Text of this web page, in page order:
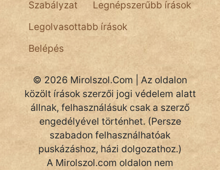
Szabályzat
Legnépszerűbb írások
Legolvasottabb írások
Belépés
© 2026 Mirolszol.Com | Az oldalon
közölt írások szerzői jogi védelem alatt
állnak, felhasználásuk csak a szerző
engedélyével történhet. (Persze
szabadon felhasználhatóak
puskázáshoz, házi dolgozathoz.)
A Mirolszol.com oldalon nem